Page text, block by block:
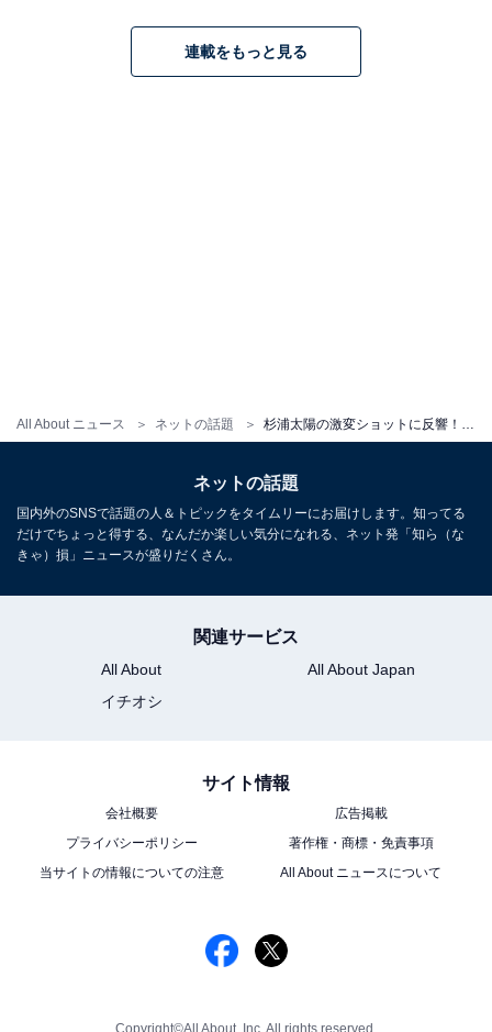
All About ニュース ネットの話題
連載をもっと見る
ネットの話題
国内外のSNSで話題の人＆トピックをタイムリーにお届けします。知ってる
だけでちょっと得する、なんだか楽しい気分になれる、ネット発「知ら（な
きゃ）損」ニュースが盛りだくさん。
関連サービス
All About
All About Japan
イチオシ
サイト情報
会社概要
広告掲載
プライバシーポリシー
著作権・商標・免責事項
当サイトの情報についての注意
All About ニュースについて
Copyright©All About, Inc. All rights reserved.